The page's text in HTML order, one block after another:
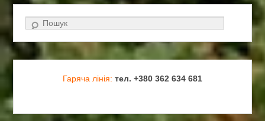
Search
Гаряча лінія: тел. +380 362 634 681